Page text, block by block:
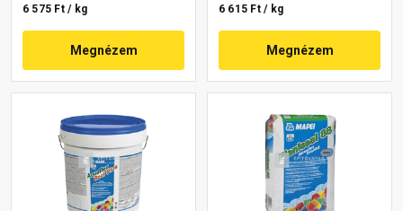
6 575 Ft / kg
Megnézem
6 615 Ft / kg
Megnézem